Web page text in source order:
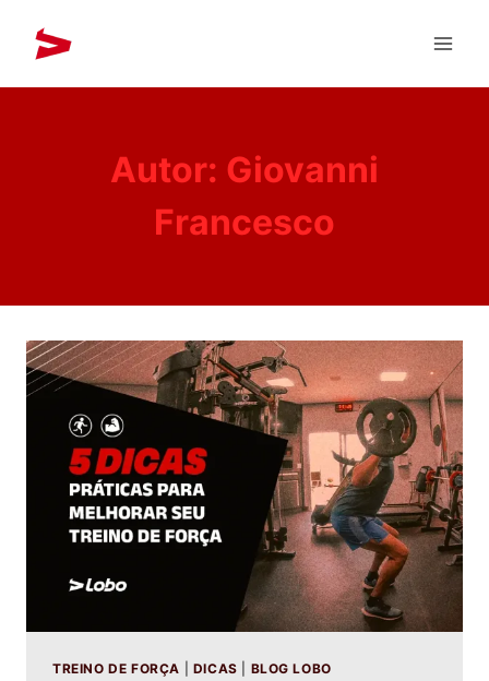
Autor: Giovanni
Francesco
TREINO DE FORÇA DICAS BLOG LOBO